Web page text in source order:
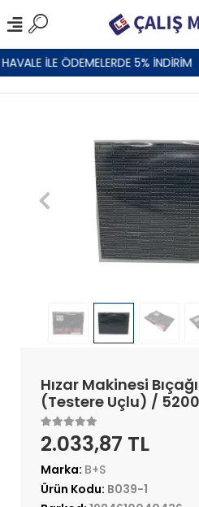
İLE ÖDEMELERDE 5% İNDİRİM
Hızar Makinesi
(Testere Uçlu) /
2.033,87 TL
Marka: B+S
Ürün Kodu: B039-1